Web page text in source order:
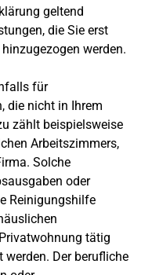
geltend
die Sie erst
werden.
für
die nicht in Ihrem
zählt beispielsweise
Arbeitszimmers,
Solche
oder
Reinigungshilfe
tätig
Der berufliche